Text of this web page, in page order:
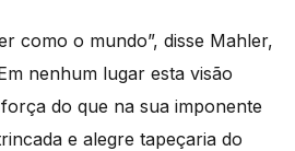
como o mundo”, disse Mahler,
nenhum lugar esta visão
do que na sua imponente
e alegre tapeçaria do